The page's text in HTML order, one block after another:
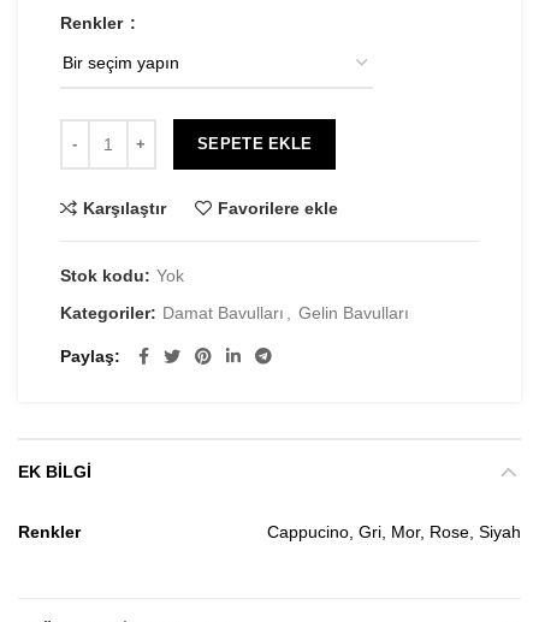
Renkler
SEPETE EKLE
Karşılaştır Favorilere ekle
Stok kodu: Yok
Kategoriler: Damat Bavulları , Gelin Bavulları
Paylaş
EK BILGI
Renkler Cappucino, Gri, Mor, Rose, Siyah